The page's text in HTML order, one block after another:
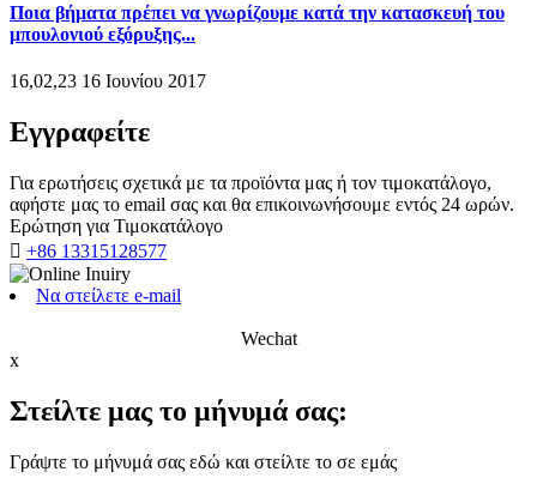
Ποια βήματα πρέπει να γνωρίζουμε κατά την κατασκευή του
μπουλονιού εξόρυξης...
16,02,23 16 Ιουνίου 2017
Εγγραφείτε
Για ερωτήσεις σχετικά με τα προϊόντα μας ή τον τιμοκατάλογο,
αφήστε μας το email σας και θα επικοινωνήσουμε εντός 24 ωρών.
Ερώτηση για Τιμοκατάλογο
 +86 13315128577
Να στείλετε e-mail
Wechat
x
Στείλτε μας το μήνυμά σας:
Γράψτε το μήνυμά σας εδώ και στείλτε το σε εμάς